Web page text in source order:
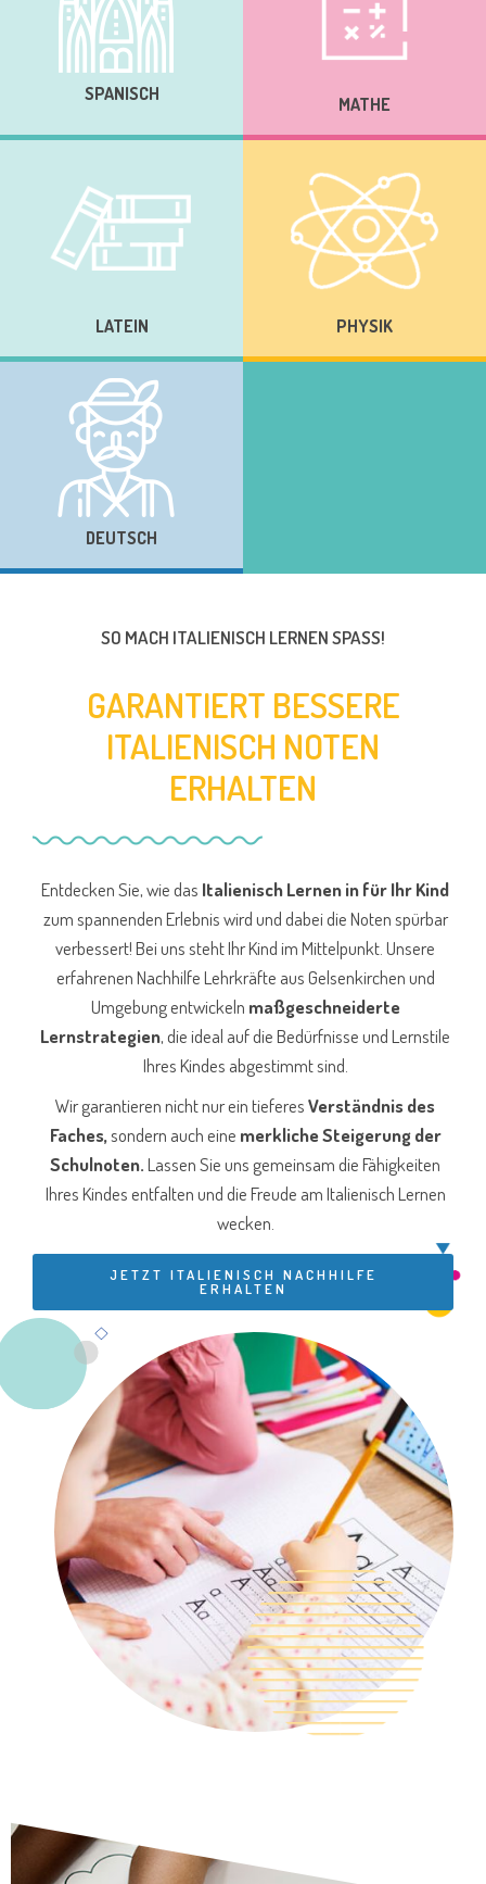
SPANISCH MATHE
LATEIN PHYSIK
DEUTSCH
SO MACH ITALIENISCH LERNEN SPASS!
GARANTIERT BESSERE
ITALIENISCH NOTEN
ERHALTEN
Entdecken Sie, wie das Italienisch Lernen in für Ihr Kind
zum spannenden Erlebnis wird und dabei die Noten spürbar
verbessert! Bei uns steht Ihr Kind im Mittelpunkt. Unsere
erfahrenen Nachhilfe Lehrkräfte aus Gelsenkirchen und
Umgebung entwickeln maßgeschneiderte
Lernstrategien, die ideal auf die Bedürfnisse und Lernstile
Ihres Kindes abgestimmt sind.
Wir garantieren nicht nur ein tieferesVerständnis des
Faches,sondern auch eine merkliche Steigerung der
Schulnoten.Lassen Sie uns gemeinsam die Fähigkeiten
Ihres Kindes entfalten und die Freude am Italienisch Lernen
wecken.
JETZT ITALIENISCH NACHHILFE
ERHALTEN